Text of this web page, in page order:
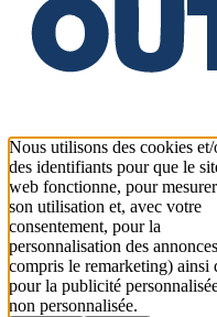
Nous utilisons des cookies et/
des identifiants pour que le
web fonctionne, pour mesurer
son utilisation et, avec votre
consentement, pour la
personnalisation des
compris le remarketing) ainsi
pour la publicité
non personnalisée.